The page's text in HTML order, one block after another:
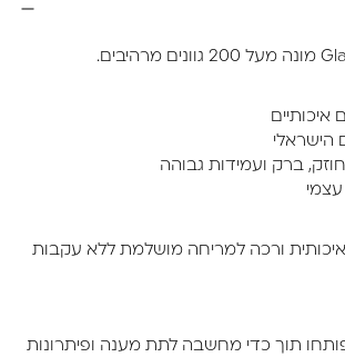
ורכה למריחה מושלמת ללא עקבות
תוך כדי מחשבה לתת מענה ופיתרונות